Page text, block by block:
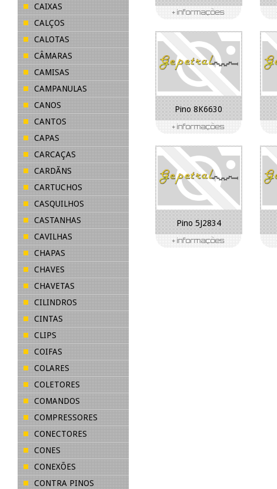
Pino 8K6630
Pino 5J2834
CAIXAS
CALÇOS
CALOTAS
CÂMARAS
CAMISAS
CAMPANULAS
CANOS
CANTOS
CAPAS
CARCAÇAS
CARDÃNS
CARTUCHOS
CASQUILHOS
CASTANHAS
CAVILHAS
CHAPAS
CHAVES
CHAVETAS
CILINDROS
CINTAS
CLIPS
COIFAS
COLARES
COLETORES
COMANDOS
COMPRESSORES
CONECTORES
CONES
CONEXÕES
CONTRA PINOS